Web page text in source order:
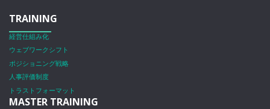
TRAINING
経営仕組み化
ウェブワークシフト
ポジショニング戦略
人事評価制度
トラストフォーマット
MASTER TRAINING